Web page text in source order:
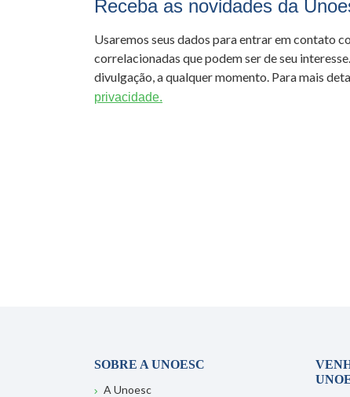
Receba as novidades da
Usaremos seus dados para entrar em contato
correlacionadas que podem ser de seu
divulgação, a qualquer momento. Para mais
privacidade.
SOBRE A UNOESC
A Unoesc